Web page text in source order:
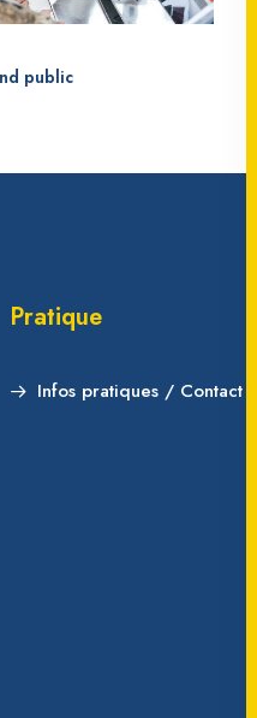
public
Pratique
Infos pratiques / Contact